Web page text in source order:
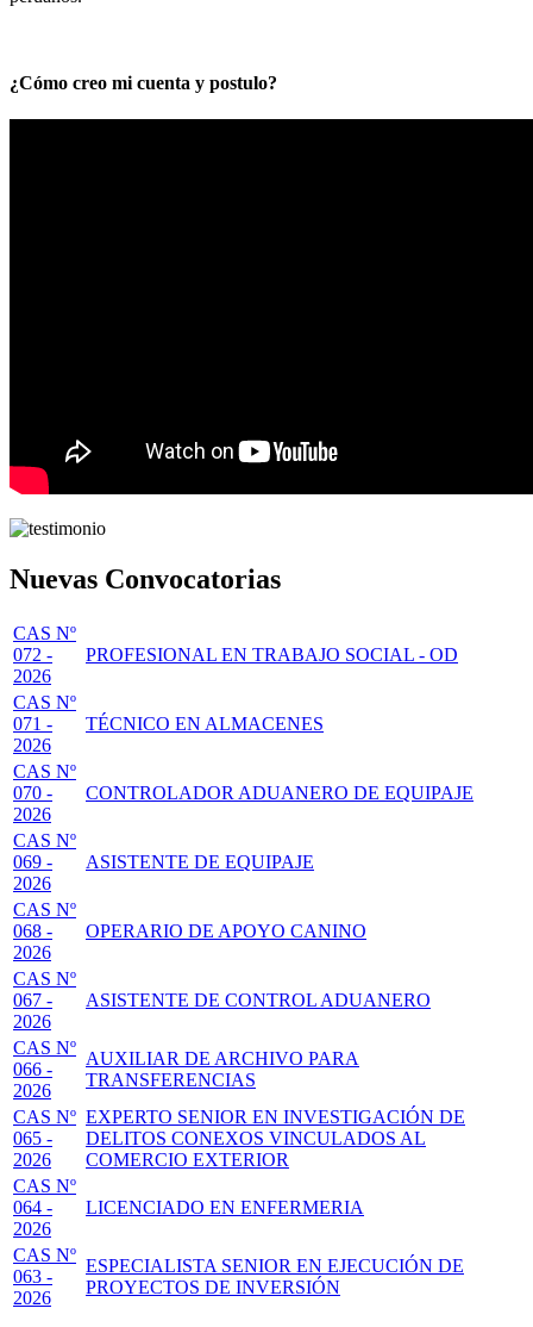
¿Cómo creo mi cuenta y postulo?
Nuevas Convocatorias
CAS Nº
072 -
2026
PROFESIONAL EN TRABAJO SOCIAL - OD
CAS Nº
071 -
2026
TÉCNICO EN ALMACENES
CAS Nº
070 -
2026
CONTROLADOR ADUANERO DE EQUIPAJE
CAS Nº
069 -
2026
ASISTENTE DE EQUIPAJE
CAS Nº
068 -
2026
OPERARIO DE APOYO CANINO
CAS Nº
067 -
2026
ASISTENTE DE CONTROL ADUANERO
CAS Nº
066 -
2026
AUXILIAR DE ARCHIVO PARA
TRANSFERENCIAS
CAS Nº
065 -
2026
EXPERTO SENIOR EN INVESTIGACIÓN DE
DELITOS CONEXOS VINCULADOS AL
COMERCIO EXTERIOR
CAS Nº
064 -
2026
LICENCIADO EN ENFERMERIA
CAS Nº
063 -
2026
ESPECIALISTA SENIOR EN EJECUCIÓN DE
PROYECTOS DE INVERSIÓN